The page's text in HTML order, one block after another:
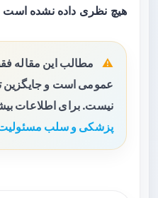
هیچ نظری داده نشده است
مطالب این مقاله
عمومی است و
نیست. برای اطلاعات
پزشکی و سلب